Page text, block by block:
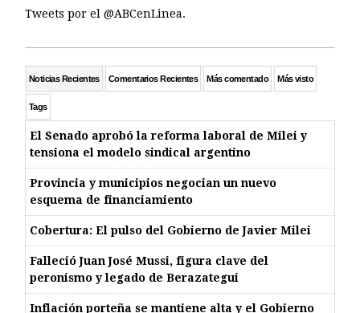
Tweets por el @ABCenLinea.
Noticias Recientes Comentarios Recientes Más comentado Más visto
Tags
El Senado aprobó la reforma laboral de Milei y
tensiona el modelo sindical argentino
Provincia y municipios negocian un nuevo
esquema de financiamiento
Cobertura: El pulso del Gobierno de Javier Milei
Falleció Juan José Mussi, figura clave del
peronismo y legado de Berazategui
Inflación porteña se mantiene alta y el Gobierno